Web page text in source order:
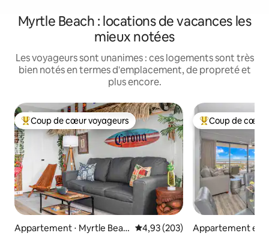
Myrtle Beach : locations de vacances les
mieux notées
Les voyageurs sont unanimes : ces logements sont très
bien notés en termes d'emplacement, de propreté et
plus encore.
Coups de cœur voyageurs les plus appréciés
Coup de cœur voyageurs
Appartement ⋅ Myrtle Beac
Évaluation moyenne sur la
4,93 (203)
Coups de cœur
Coup de cœur
Appartement en